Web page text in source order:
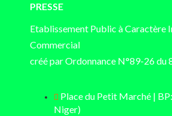
PRESSE
Etablissement Public à Caractère
Commercial
créé par Ordonnance N°89-26 du
Place du Petit Marché |
Niger)